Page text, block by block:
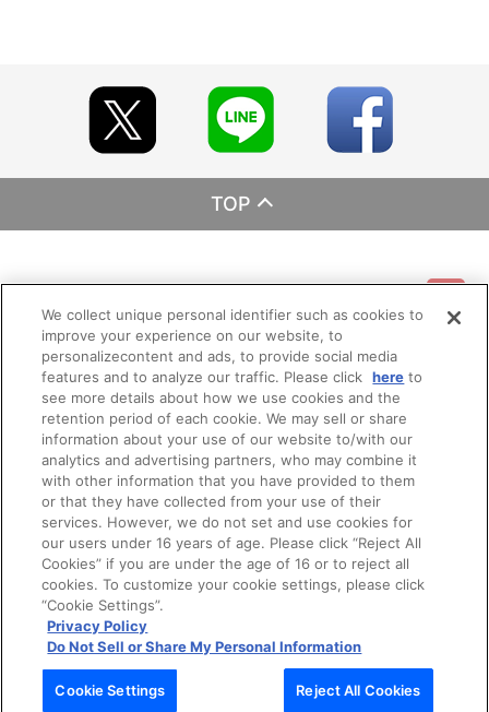
ございます。
※「在庫がありません」表示後も、ご注文のキャンセルや支払い期
限切れが発生した際は販売を再開させていただく場合がございま
す。あらかじめご了承ください。
sanka- / 紅花-benibana-』発売記念グッズ以外の商品との買い合
※商品画像はイメージです。実際の商品仕様が異なる場合がござい
※すでにご注文しているかのご確認には、「マイページ」→「ご注
文履歴」にてご確認いただけます。
■ご注文・お支払いについて
※ご注文は、１注文につき50個までとなります。
※本商品のご注文はバンダイナムコフィルムワークス公式ショップ
『A-on STORE』が承り、発送を行います。
なお、ご注文には、バンダイナムコフィルムワークス公式ショッ
プ『A-on STORE』の会員登録（無料）が必要となります。
※決済方法は「カード決済」「コンビニ決済」「Pay-easy（ペイジ
ー）」「WEB・スマホ決済」のみとなります。
※メール受信設定を行っているお客様につきましては、必ず
[@bnfw.co.jp]のドメイン指定受信の設定をお願いいたします。
(受信許可の設定を行わないとメールが「迷惑メールフォルダ」に
入る場合や届かない場合がございます。)
※決済方法「カード決済」を選択時は、注文受付期間最終日（締切
日）翌日に決済処理を実施いたします。
ただし、早期に商品の準備数に達した場合は、同締切日より前に
決済をさせていただく場合がございます。あらかじめご了承くださ
TOP
利用規約 特定商取引法に基づく表示 プライバシーポリシー
プライバシーオプション 会社概要
ご利用情報
ご利用ガイド サイトマップ お問い合わせ 推奨環境
Do Not Sell or Share My Personal Information
会員メニュー
ログイン 会員規約 新規会員登録
その他のご案内
公式X バンダイナムコフィルムワークス
© Bandai Namco Filmworks Inc. All Rights Reserved.
We collect unique personal identifier such as cookies to
improve your experience on our website, to
personalizecontent and ads, to provide social media
features and to analyze our traffic. Please click here to
see more details about how we use cookies and the
retention period of each cookie. We may sell or share
information about your use of our website to/with our
analytics and advertising partners, who may combine it
with other information that you have provided to them
or that they have collected from your use of their
services. However, we do not set and use cookies for
our users under 16 years of age. Please click “Reject All
Cookies” if you are under the age of 16 or to reject all
cookies. To customize your cookie settings, please click
“Cookie Settings”.
Privacy Policy
Do Not Sell or Share My Personal Information
Cookie Settings Reject All Cookies